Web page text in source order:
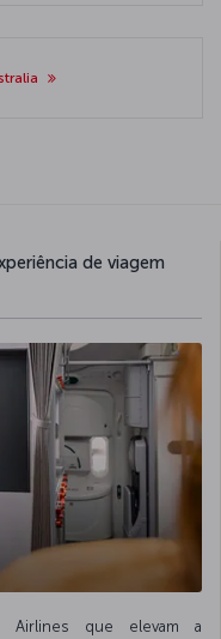
de viagem
Airlines que elevam a